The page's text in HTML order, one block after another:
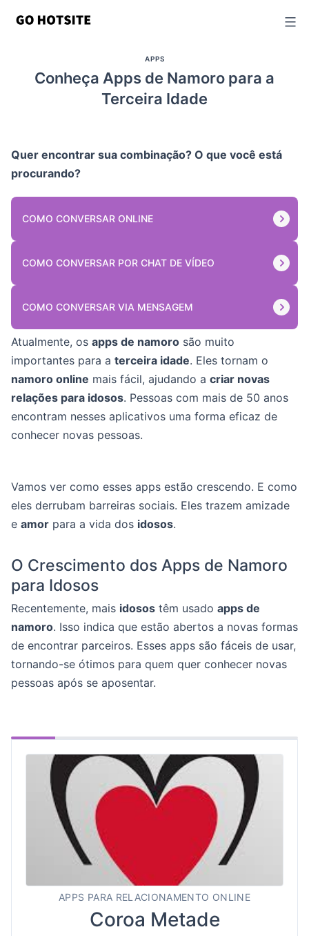
conteúdo
APPS
Conheça Apps de Namoro para a
Terceira Idade
Quer encontrar sua combinação? O que você está
procurando?
COMO CONVERSAR ONLINE
COMO CONVERSAR POR CHAT DE VÍDEO
COMO CONVERSAR VIA MENSAGEM
Atualmente, os apps de namoro são muito
importantes para a terceira idade. Eles tornam o
namoro online mais fácil, ajudando a criar novas
relações para idosos. Pessoas com mais de 50 anos
encontram nesses aplicativos uma forma eficaz de
conhecer novas pessoas.
Vamos ver como esses apps estão crescendo. E como
eles derrubam barreiras sociais. Eles trazem amizade
e amor para a vida dos idosos.
O Crescimento dos Apps de Namoro
para Idosos
Recentemente, mais idosos têm usado apps de
namoro. Isso indica que estão abertos a novas formas
de encontrar parceiros. Esses apps são fáceis de usar,
tornando-se ótimos para quem quer conhecer novas
pessoas após se aposentar.
APPS PARA RELACIONAMENTO ONLINE
Coroa Metade